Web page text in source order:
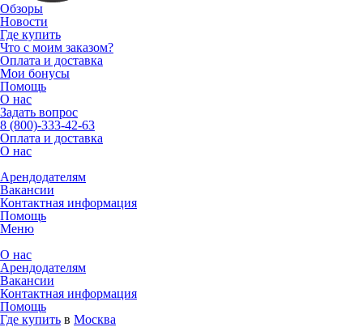
Обзоры
Новости
Где купить
Что с моим заказом?
Оплата и доставка
Мои бонусы
Помощь
О нас
Задать вопрос
8 (800)-333-42-63
Оплата и доставка
О нас
Арендодателям
Вакансии
Контактная информация
Помощь
Меню
О нас
Арендодателям
Вакансии
Контактная информация
Помощь
Где купить в Москва